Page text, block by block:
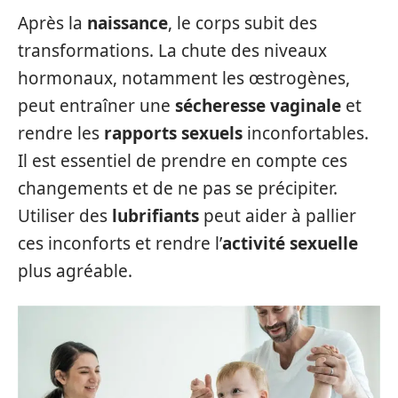
Après la naissance, le corps subit des
transformations. La chute des niveaux
hormonaux, notamment les œstrogènes,
peut entraîner une sécheresse vaginale et
rendre les rapports sexuels inconfortables.
Il est essentiel de prendre en compte ces
changements et de ne pas se précipiter.
Utiliser des lubrifiants peut aider à pallier
ces inconforts et rendre l’activité sexuelle
plus agréable.